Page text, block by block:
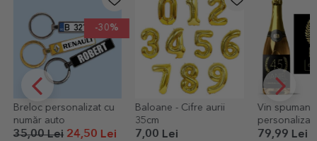
Baloane - Cifre aurii
35cm
7,00 Lei
Vin spumant
personalizat cu text
pentru zi de naștere -
79,99 Lei
Șorț
panică
99,00 Lei